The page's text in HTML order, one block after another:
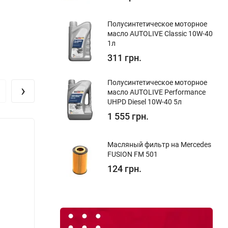
›
Полуcинтетическое моторное
масло AUTOLIVE Classic 10W-40
1л
311 грн.
Полуcинтетическое моторное
масло AUTOLIVE Performance
UHPD Diesel 10W-40 5л
1 555 грн.
Масляный фильтр на Mercedes
FUSION FM 501
124 грн.